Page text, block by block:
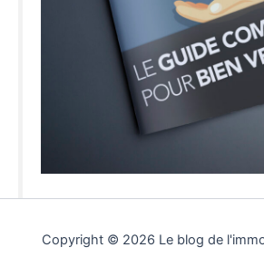
Copyright © 2026 Le blog de